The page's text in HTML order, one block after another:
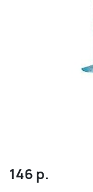
146 р.